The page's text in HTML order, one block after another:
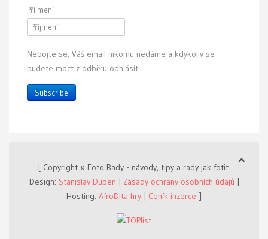
Příjmení
Nebojte se, Váš email nikomu nedáme a kdykoliv se
budete moct z odběru odhlásit.
Subscribe
[ Copyright © Foto Rady - návody, tipy a rady jak fotit.
Design: Stanislav Duben Zásady ochrany osobních údajů|
Hosting: AfroDita hry Ceník inzerce ]